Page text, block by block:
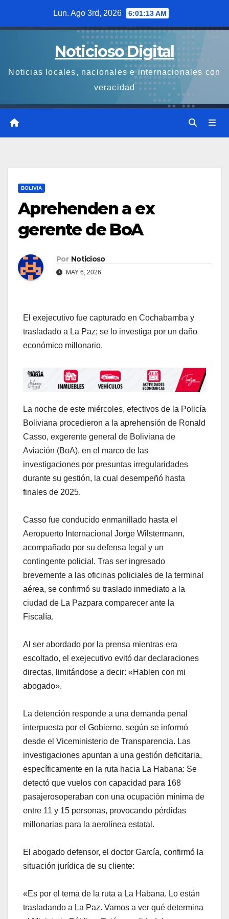
Lun. Ago 3rd, 2026 6:01:14 AM
Noticioso Digital
Noticias locales, nacionales e internacionales con
veracidad
BOLIVIA
Aprehenden a ex
gerente de BoA
Por Noticioso
MAY 6, 2026
El exejecutivo fue capturado en Cochabamba y
trasladado a La Paz; se lo investiga por un daño
económico millonario.
La noche de este miércoles, efectivos de la Policía
Boliviana procedieron a la aprehensión de Ronald
Casso, exgerente general de Boliviana de
Aviación (BoA), en el marco de las
investigaciones por presuntas irregularidades
durante su gestión, la cual desempeñó hasta
finales de 2025.
Casso fue conducido enmanillado hasta el
Aeropuerto Internacional Jorge Wilstermann,
acompañado por su defensa legal y un
contingente policial. Tras ser ingresado
brevemente a las oficinas policiales de la terminal
aérea, se confirmó su traslado inmediato a la
ciudad de La Pazpara comparecer ante la
Fiscalía.
Al ser abordado por la prensa mientras era
escoltado, el exejecutivo evitó dar declaraciones
directas, limitándose a decir: «Hablen con mi
abogado».
La detención responde a una demanda penal
interpuesta por el Gobierno, según se informó
desde el Viceministerio de Transparencia. Las
investigaciones apuntan a una gestión deficitaria,
específicamente en la ruta hacia La Habana: Se
detectó que vuelos con capacidad para 168
pasajerosoperaban con una ocupación mínima de
entre 11 y 15 personas, provocando pérdidas
millonarias para la aerolínea estatal.
El abogado defensor, el doctor García, confirmó la
situación jurídica de su cliente:
«Es por el tema de la ruta a La Habana. Lo están
trasladando a La Paz. Vamos a ver qué determina